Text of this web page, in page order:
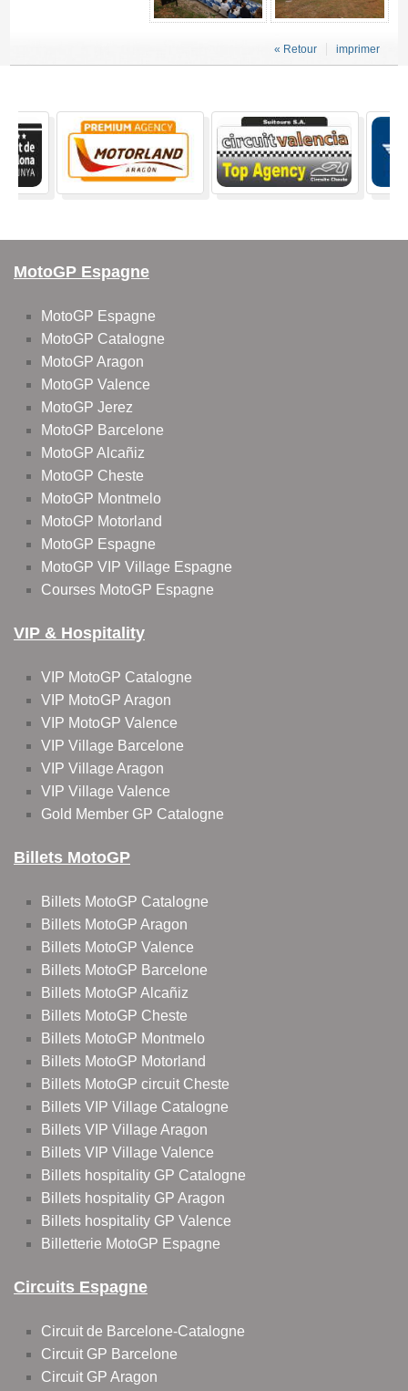
imprimer
« Retour
MotoGP Espagne
MotoGP Espagne
MotoGP Catalogne
MotoGP Aragon
MotoGP Valence
MotoGP Jerez
MotoGP Barcelone
MotoGP Alcañiz
MotoGP Cheste
MotoGP Montmelo
MotoGP Motorland
MotoGP Espagne
MotoGP VIP Village Espagne
Courses MotoGP Espagne
VIP & Hospitality
VIP MotoGP Catalogne
VIP MotoGP Aragon
VIP MotoGP Valence
VIP Village Barcelone
VIP Village Aragon
VIP Village Valence
Gold Member GP Catalogne
Billets MotoGP
Billets MotoGP Catalogne
Billets MotoGP Aragon
Billets MotoGP Valence
Billets MotoGP Barcelone
Billets MotoGP Alcañiz
Billets MotoGP Cheste
Billets MotoGP Montmelo
Billets MotoGP Motorland
Billets MotoGP circuit Cheste
Billets VIP Village Catalogne
Billets VIP Village Aragon
Billets VIP Village Valence
Billets hospitality GP Catalogne
Billets hospitality GP Aragon
Billets hospitality GP Valence
Billetterie MotoGP Espagne
Circuits Espagne
Circuit de Barcelone-Catalogne
Circuit GP Barcelone
Circuit GP Aragon